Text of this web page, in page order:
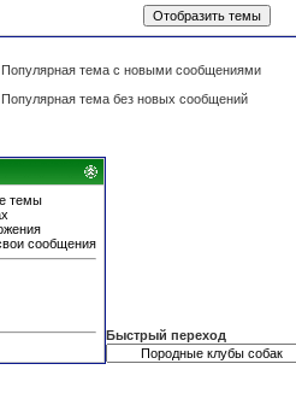
Популярная тема с новыми сообщениями
Популярная тема без новых сообщений
темы
сообщения
Быстрый переход